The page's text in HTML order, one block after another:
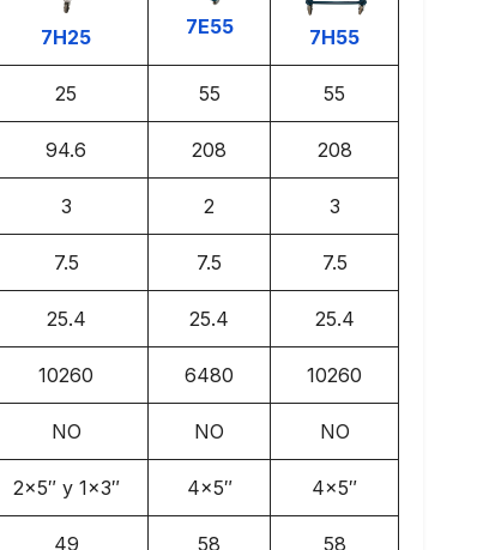
7H25 7E55 7H55
25 55 55
94.6 208 208
3 2 3
7.5 7.5 7.5
25.4 25.4 25.4
10260 6480 10260
NO NO NO
2×5″ y 1×3″ 4×5″ 4×5″
49 58 58